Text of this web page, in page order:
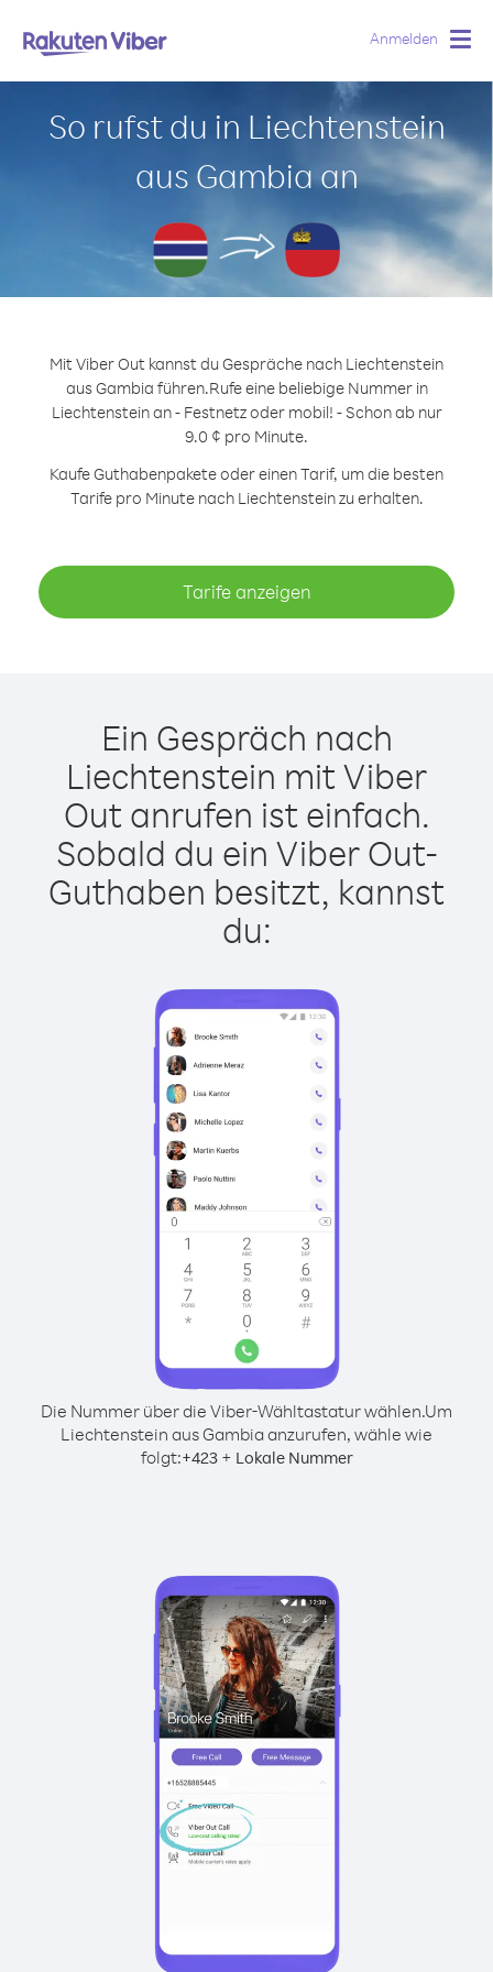
Anmelden
So rufst du in Liechtenstein
aus Gambia an
Mit Viber Out kannst du Gespräche nach Liechtenstein
aus Gambia führen.Rufe eine beliebige Nummer in
Liechtenstein an - Festnetz oder mobil! - Schon ab nur
9.0 ¢ pro Minute.
Kaufe Guthabenpakete oder einen Tarif, um die besten
Tarife pro Minute nach Liechtenstein zu erhalten.
Tarife anzeigen
Ein Gespräch nach
Liechtenstein mit Viber
Out anrufen ist einfach.
Sobald du ein Viber Out-
Guthaben besitzt, kannst
du:
Die Nummer über die Viber-Wähltastatur wählen.Um
Liechtenstein aus Gambia anzurufen, wähle wie
folgt:+423+ Lokale Nummer